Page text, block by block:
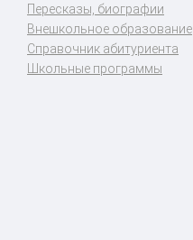
Пересказы, биографии
Внешкольное образование
Справочник абитуриента
Школьные программы